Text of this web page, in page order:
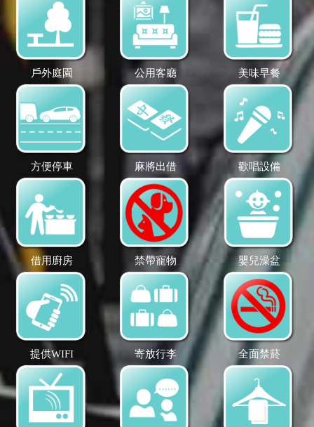
戶外庭園 公用客廳 美味早餐
方便停車 麻將出借 歡唱設備
借用廚房 禁帶寵物 嬰兒澡盆
提供WIFI 寄放行李 全面禁菸